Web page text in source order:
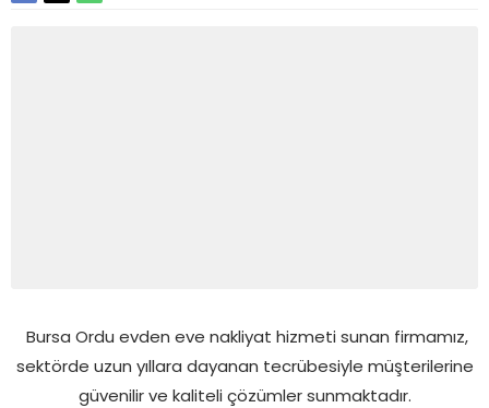
Bursa Ordu evden eve nakliyat hizmeti sunan firmamız,
sektörde uzun yıllara dayanan tecrübesiyle müşterilerine
güvenilir ve kaliteli çözümler sunmaktadır.